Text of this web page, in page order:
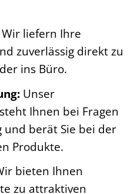
liefern Ihre
zuverlässig direkt zu
ins Büro.
Unser
Ihnen bei Fragen
und berät Sie bei der
Produkte.
bieten Ihnen
zu attraktiven